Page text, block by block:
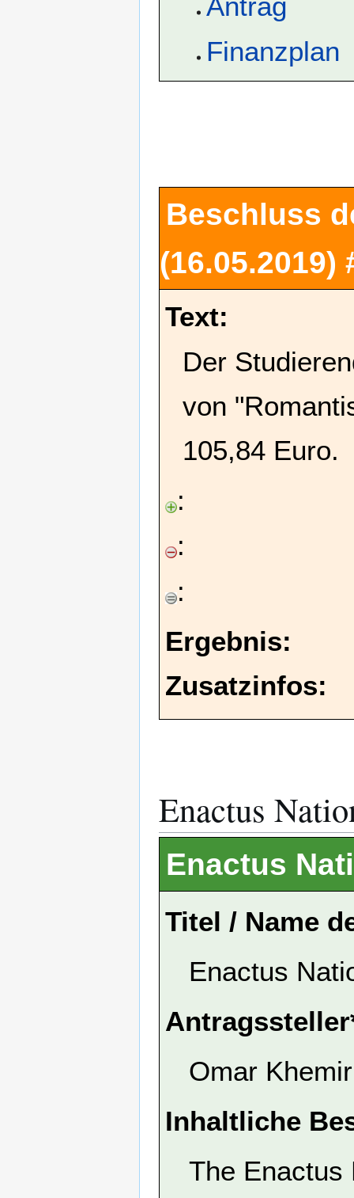
Finanzplan
Beschluss
Text:
Der
von
105,84 Euro.
:
:
:
Ergebnis:
Zusatzinfos:
Enactus
Enactus
Titel / Name
Enactus
Omar Khemir
Inhaltliche
The Enactus